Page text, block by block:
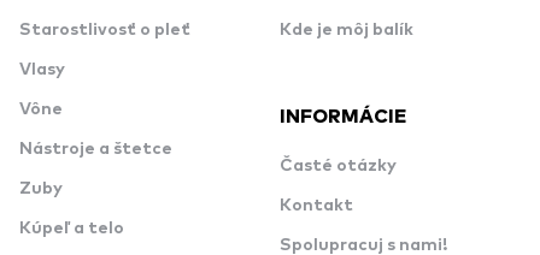
Starostlivosť o pleť
Vlasy
Vône
Nástroje a štetce
Zuby
Kúpeľ a telo
Kde je môj balík
INFORMÁCIE
Časté otázky
Kontakt
Spolupracuj s nami!